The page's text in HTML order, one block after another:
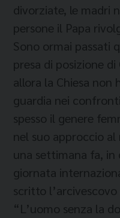
divorziate, le madri
persone il Papa
Sono ormai passati
presa di posizione
allora la Chiesa non
guardia nei
spesso il genere
nel suo approccio
una settimana fa, in
giornata
scritto
“L’uomo senza la